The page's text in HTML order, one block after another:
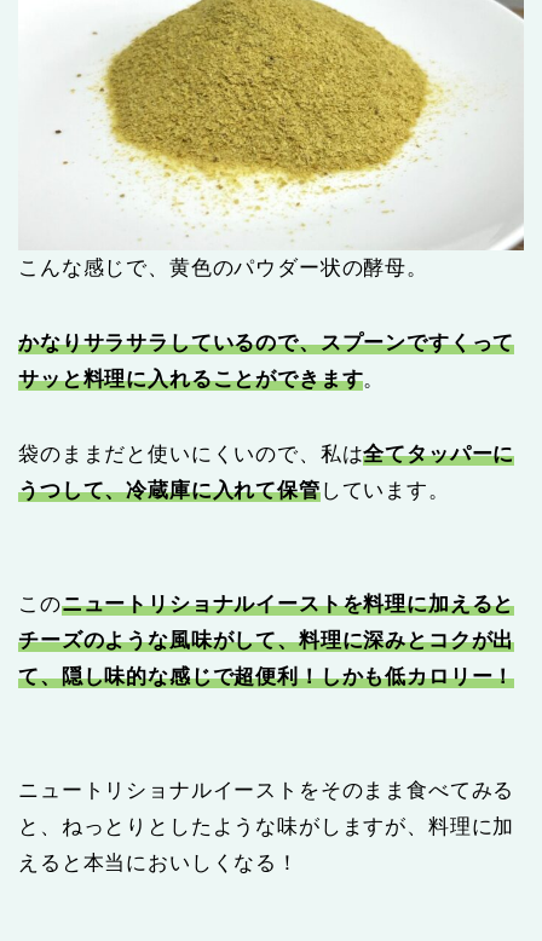
こんな感じで、黄色のパウダー状の酵母。
かなりサラサラしているので、スプーンですくって
サッと料理に入れることができます。
袋のままだと使いにくいので、私は全てタッパーに
うつして、冷蔵庫に入れて保管しています。
このニュートリショナルイーストを料理に加えると
チーズのような風味がして、料理に深みとコクが出
て、隠し味的な感じで超便利！しかも低カロリー！
ニュートリショナルイーストをそのまま食べてみる
と、ねっとりとしたような味がしますが、料理に加
えると本当においしくなる！